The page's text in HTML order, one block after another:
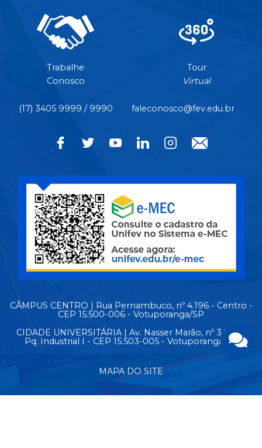
Trabalhe
Conosco
Tour
Virtual
(17) 3405 9999 / 9990 faleconosco@fev.edu.br
CÂMPUS CENTRO | Rua Pernambuco, nº 4.196 - Centro -
CEP 15.500-006 - Votuporanga/SP
CIDADE UNIVERSITÁRIA | Av. Nasser Marão, nº 3.069 -
Pq. Industrial I - CEP 15.503-005 - Votuporanga/SP
MAPA DO SITE
© Copyright 2026 - Todos os direitos reservados.